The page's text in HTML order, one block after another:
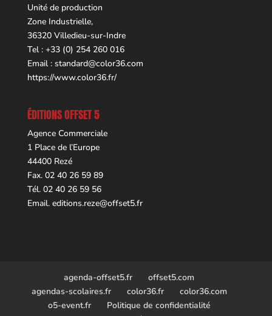
Unité de production
Zone Industrielle,
36320 Villedieu-sur-Indre
Tel : +33 (0) 254 260 016
Email : standard@color36.com
https://www.color36.fr/
ÉDITIONS OFFSET 5
Agence Commerciale
1 Place de l’Europe
44400 Rezé
Fax. 02 40 26 59 89
Tél. 02 40 26 59 56
Email. editions.reze@offset5.fr
agenda-offset5.fr
offset5.com
agendas-scolaires.fr
color36.fr
color36.com
o5-event.fr
Politique de confidentialité